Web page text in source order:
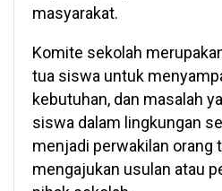
masyarakat.
Komite sekolah
tua siswa untuk
kebutuhan, dan masalah
siswa dalam lingkungan
menjadi perwakilan orang
mengajukan usulan atau